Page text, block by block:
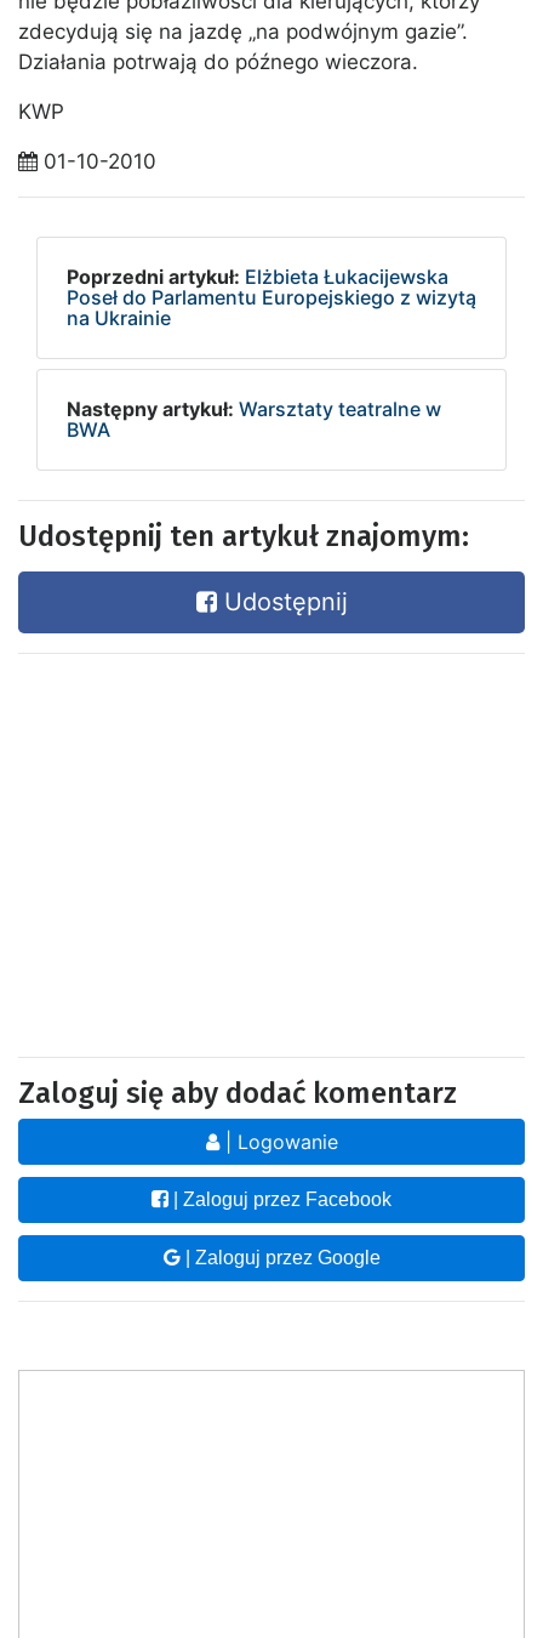
zdecydują się na jazdę „na podwójnym gazie”.
Działania potrwają do późnego wieczora.
KWP
01-10-2010
Poprzedni artykuł: Elżbieta Łukacijewska
Poseł do Parlamentu Europejskiego z wizytą
na Ukrainie
Następny artykuł: Warsztaty teatralne w
BWA
Udostępnij ten artykuł znajomym:
Udostępnij
Zaloguj się aby dodać komentarz
| Logowanie
| Zaloguj przez Facebook
| Zaloguj przez Google